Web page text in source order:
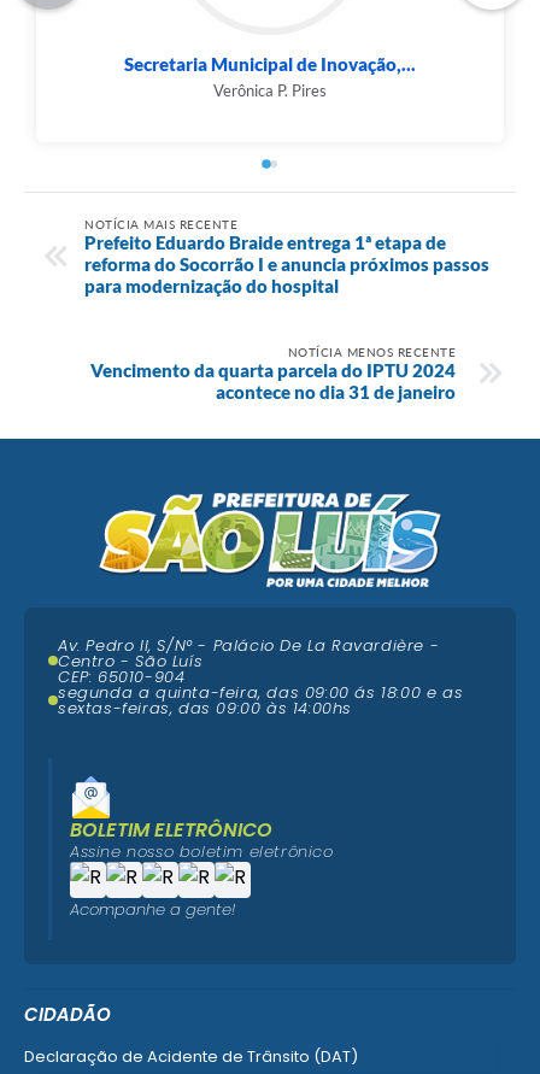
Secretaria Municipal de Inovação,...
Verônica P. Pires
NOTÍCIA MAIS RECENTE
Prefeito Eduardo Braide entrega 1ª etapa de
reforma do Socorrão I e anuncia próximos passos
para modernização do hospital
NOTÍCIA MENOS RECENTE
Vencimento da quarta parcela do IPTU 2024
acontece no dia 31 de janeiro
CIDADÃO
Declaração de Acidente de Trânsito (DAT)
Av. Pedro II, S/N° - Palácio De La Ravardière -
Centro - São Luís
CEP: 65010-904
segunda a quinta-feira, das 09:00 ás 18:00 e as
sextas-feiras, das 09:00 às 14:00hs
BOLETIM ELETRÔNICO
Assine nosso boletim eletrônico
Acompanhe a gente!